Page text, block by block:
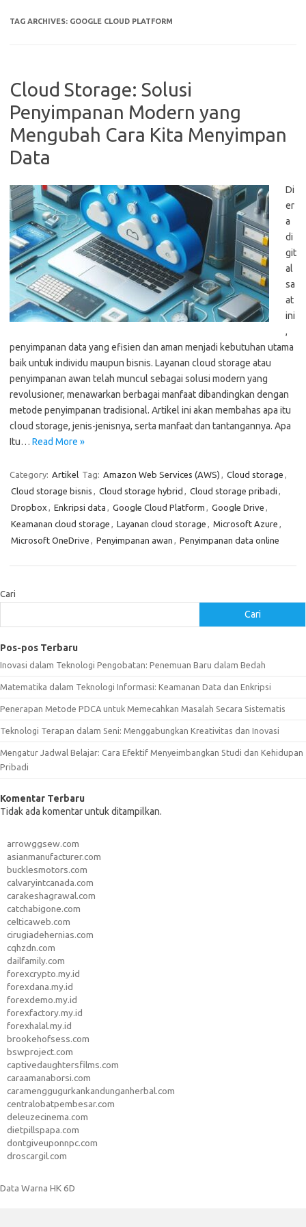
TAG ARCHIVES: GOOGLE CLOUD PLATFORM
Cloud Storage: Solusi
Penyimpanan Modern yang
Mengubah Cara Kita Menyimpan
Data
Di
er
a
di
git
al
sa
at
ini
,
penyimpanan data yang efisien dan aman menjadi kebutuhan utama
baik untuk individu maupun bisnis. Layanan cloud storage atau
penyimpanan awan telah muncul sebagai solusi modern yang
revolusioner, menawarkan berbagai manfaat dibandingkan dengan
metode penyimpanan tradisional. Artikel ini akan membahas apa itu
cloud storage, jenis-jenisnya, serta manfaat dan tantangannya. Apa
Itu… Read More »
Category: Artikel Tag: Amazon Web Services (AWS) , Cloud storage ,
Cloud storage bisnis , Cloud storage hybrid , Cloud storage pribadi ,
Dropbox , Enkripsi data , Google Cloud Platform , Google Drive ,
Keamanan cloud storage , Layanan cloud storage , Microsoft Azure ,
Microsoft OneDrive , Penyimpanan awan , Penyimpanan data online
Cari
Cari
Pos-pos Terbaru
Inovasi dalam Teknologi Pengobatan: Penemuan Baru dalam Bedah
Matematika dalam Teknologi Informasi: Keamanan Data dan Enkripsi
Penerapan Metode PDCA untuk Memecahkan Masalah Secara Sistematis
Teknologi Terapan dalam Seni: Menggabungkan Kreativitas dan Inovasi
Mengatur Jadwal Belajar: Cara Efektif Menyeimbangkan Studi dan Kehidupan
Pribadi
Komentar Terbaru
Tidak ada komentar untuk ditampilkan.
arrowggsew.com
asianmanufacturer.com
bucklesmotors.com
calvaryintcanada.com
carakeshagrawal.com
catchabigone.com
celticaweb.com
cirugiadehernias.com
cqhzdn.com
dailfamily.com
forexcrypto.my.id
forexdana.my.id
forexdemo.my.id
forexfactory.my.id
forexhalal.my.id
brookehofsess.com
bswproject.com
captivedaughtersfilms.com
caraamanaborsi.com
caramenggugurkankandunganherbal.com
centralobatpembesar.com
deleuzecinema.com
dietpillspapa.com
dontgiveuponnpc.com
droscargil.com
Data Warna HK 6D